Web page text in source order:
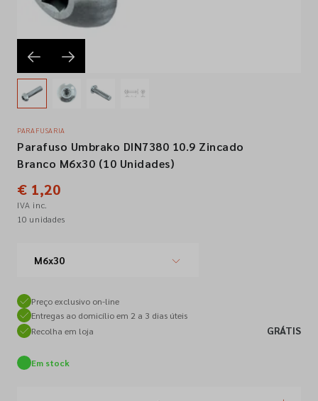
Favoritos
Empresa
Contactos
Siga-nos nas redes sociais
PARAFUSARIA
Parafuso Umbrako DIN7380 10.9 Zincado
Branco M6x30 (10 Unidades)
€ 1,20
IVA inc.
10 unidades
M6x30
Preço exclusivo on-line
Entregas ao domicílio em 2 a 3 dias úteis
Recolha em loja
GRÁTIS
Em stock